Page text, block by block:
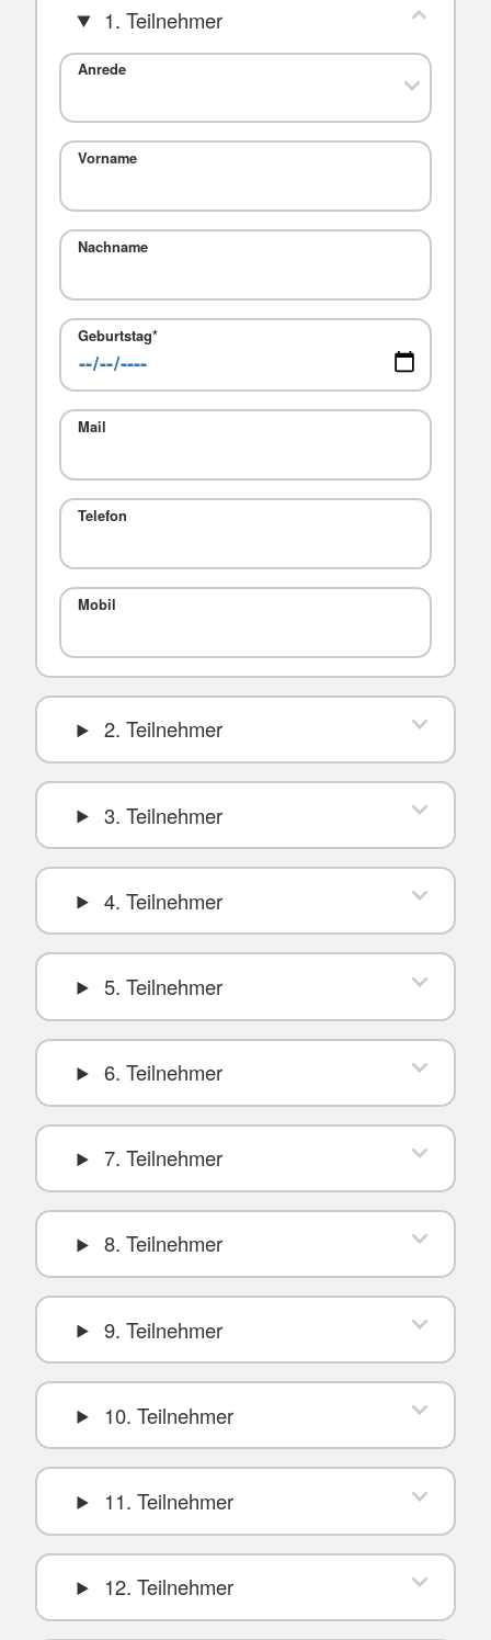
1. Teilnehmer
Anrede
Vorname
Nachname
Geburtstag*
Mail
Telefon
Mobil
2. Teilnehmer
3. Teilnehmer
4. Teilnehmer
5. Teilnehmer
6. Teilnehmer
7. Teilnehmer
8. Teilnehmer
9. Teilnehmer
10. Teilnehmer
11. Teilnehmer
12. Teilnehmer